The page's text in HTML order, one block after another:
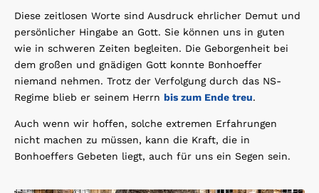
Diese zeitlosen Worte sind Ausdruck ehrlicher Demut und
persönlicher Hingabe an Gott. Sie können uns in guten
wie in schweren Zeiten begleiten. Die Geborgenheit bei
dem großen und gnädigen Gott konnte Bonhoeffer
niemand nehmen. Trotz der Verfolgung durch das NS-
Regime blieb er seinem Herrn bis zum Ende treu.
Auch wenn wir hoffen, solche extremen Erfahrungen
nicht machen zu müssen, kann die Kraft, die in
Bonhoeffers Gebeten liegt, auch für uns ein Segen sein.